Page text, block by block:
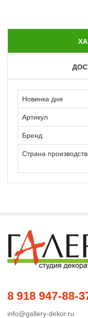
Новинка дня
Артикул
Бренд
Страна
8 918 947-88-
info@gallery-dekor.ru